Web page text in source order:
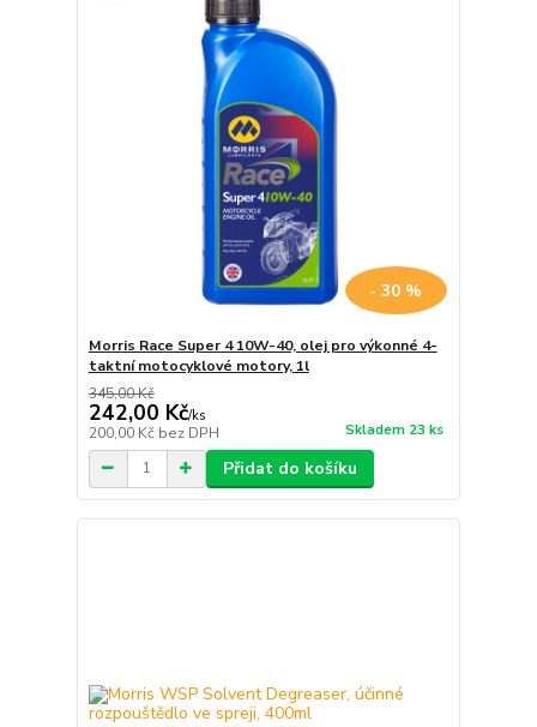
- 30 %
Morris Race Super 4 10W-40, olej pro výkonné 4-
taktní motocyklové motory, 1l
345,00 Kč
242,00 Kč/ks
200,00 Kč bez DPH Skladem 23 ks
Přidat do košíku